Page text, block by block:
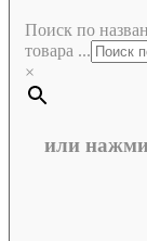
Поиск по
товара ...
×
или